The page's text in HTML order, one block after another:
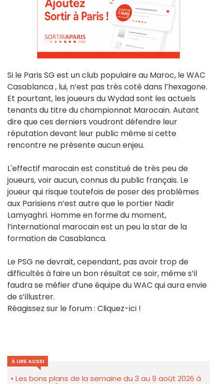
Si le Paris SG est un club populaire au Maroc, le WAC
Casablanca , lui, n’est pas très coté dans l’hexagone.
Et pourtant, les joueurs du Wydad sont les actuels
tenants du titre du championnat Marocain. Autant
dire que ces derniers voudront défendre leur
réputation devant leur public même si cette
rencontre ne présente aucun enjeu.
L'effectif marocain est constitué de très peu de
joueurs, voir aucun, connus du public français. Le
joueur qui risque toutefois de poser des problèmes
aux Parisiens n’est autre que le portier Nadir
Lamyaghri. Homme en forme du moment,
l’international marocain est un peu la star de la
formation de Casablanca.
Le PSG ne devrait, cependant, pas avoir trop de
difficultés à faire un bon résultat ce soir, même s’il
faudra se méfier d’une équipe du WAC qui aura envie
de s’illustrer.
Réagissez sur le forum : Cliquez-ici !
À LIRE AUSSI
Les bons plans de la semaine du 3 au 9 août 2026 à